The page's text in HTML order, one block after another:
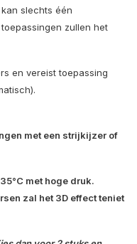
slechts één
zullen het
en vereist toepassing
met een strijkijzer of
met hoge druk.
zal het 3D effect teniet